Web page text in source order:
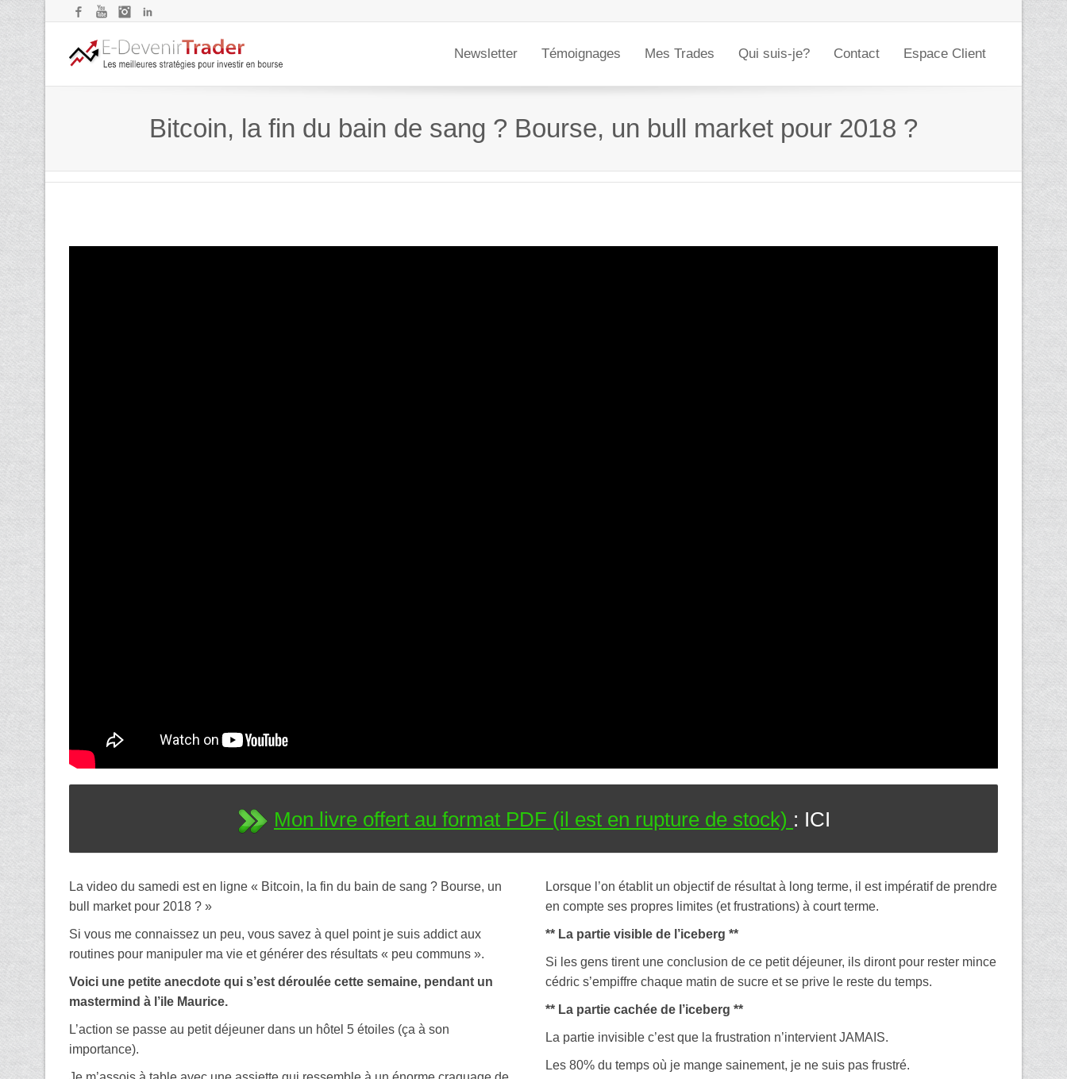
FacebookYouTubeInstagram
Newsletter Témoignages Mes Trades Qui suis-je? Contact Espace Client
Bitcoin, la fin du bain de sang ? Bourse, un bull market pour 2018 ?
Mon livre offert au format PDF (il est en rupture de stock) : ICI
La video du samedi est en ligne « Bitcoin, la fin du bain de sang ? Bourse, un
bull market pour 2018 ? »
Si vous me connaissez un peu, vous savez à quel point je suis addict aux
routines pour manipuler ma vie et générer des résultats « peu communs ».
Voici une petite anecdote qui s’est déroulée cette semaine, pendant un
mastermind à l’ile Maurice.
L’action se passe au petit déjeuner dans un hôtel 5 étoiles (ça à son
importance).
Lorsque l’on établit un objectif de résultat à long terme, il est impératif de prendre
en compte ses propres limites (et frustrations) à court terme.
** La partie visible de l’iceberg **
Si les gens tirent une conclusion de ce petit déjeuner, ils diront pour rester mince
cédric s’empiffre chaque matin de sucre et se prive le reste du temps.
** La partie cachée de l’iceberg **
La partie invisible c’est que la frustration n’intervient JAMAIS.
Les 80% du temps où je mange sainement, je ne suis pas frustré.